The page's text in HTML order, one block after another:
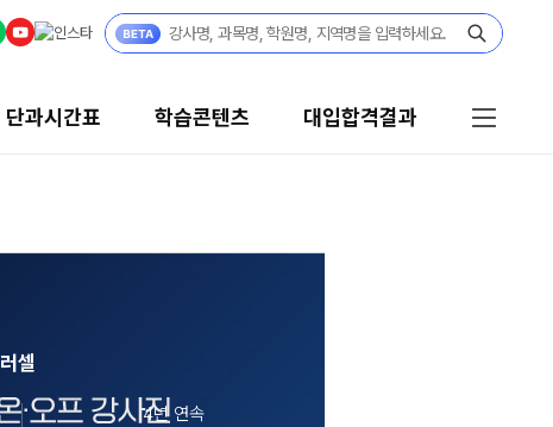
단과시간표 학습콘텐츠 대입합격결과
러셀
4년 연속